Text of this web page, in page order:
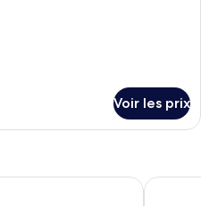
Voir les prix
Scandic